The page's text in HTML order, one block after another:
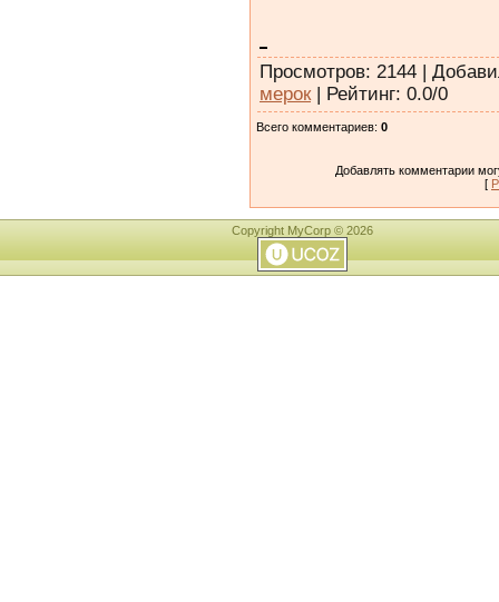
Просмотров: 2144 |
мерок| Рейтинг: 0.0/0
Всего комментариев: 0
Добавлять комментарии
[
Copyright MyCorp © 2026